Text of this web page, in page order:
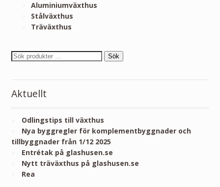
Aluminiumväxthus
Stålväxthus
Träväxthus
Sök
Aktuellt
Odlingstips till växthus
Nya byggregler för komplementbyggnader och
tillbyggnader från 1/12 2025
Entrétak på glashusen.se
Nytt träväxthus på glashusen.se
Rea